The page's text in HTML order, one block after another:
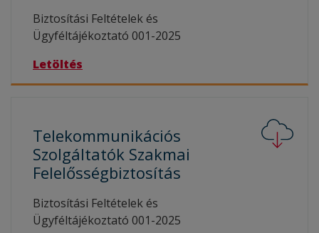
Biztosítási Feltételek és
Ügyféltájékoztató 001-2025
Letöltés
Telekommunikációs
Szolgáltatók Szakmai
Felelősségbiztosítás
Biztosítási Feltételek és
Ügyféltájékoztató 001-2025